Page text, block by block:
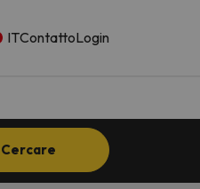
ITContattoLogin
Cercare